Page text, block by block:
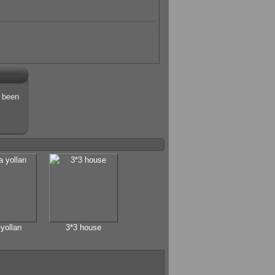
3*3 house